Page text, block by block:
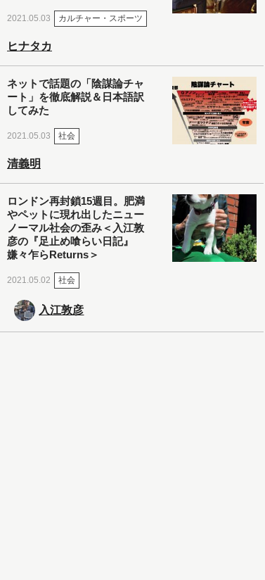
2021.05.03 カルチャー・スポーツ
ヒナタカ
ネットで話題の「陰謀論チャ
ート」を徹底解説＆日本語訳
してみた
2021.05.03 社会
清義明
ロンドン再封鎖15週目。肥満
やペットに現れ出したニュー
ノーマル社会の歪み＜入江敦
彦の『足止め喰らい日記』
嫌々乍らReturns＞
2021.05.02 社会
入江敦彦